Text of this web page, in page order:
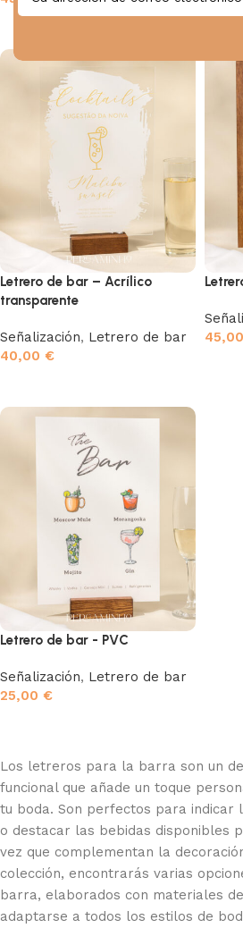
Letrero de bar – Acrílico
transparente
Señalización, Letrero de bar
40,00 €
45,00
Letrero de bar - PVC
Señalización, Letrero de bar
25,00 €
Los letreros para la barra son un
funcional que añade un toque
tu boda. Son perfectos para indicar
o destacar las bebidas disponibles
vez que complementan la
colección, encontrarás varias
barra, elaborados con materiales
adaptarse a todos los estilos de